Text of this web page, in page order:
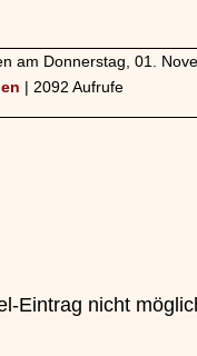
am Donnerstag, 01.
| 2092 Aufrufe
Eintrag nicht